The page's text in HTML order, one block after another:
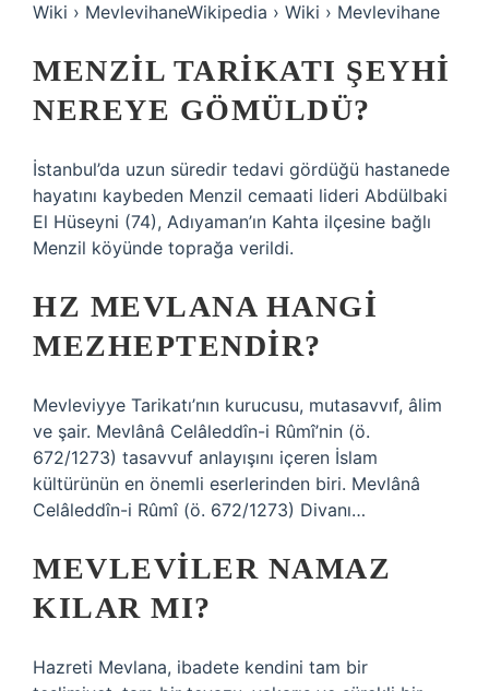
Wiki › MevlevihaneWikipedia › Wiki › Mevlevihane
MENZIL TARIKATI ŞEYHI
NEREYE GÖMÜLDÜ?
İstanbul’da uzun süredir tedavi gördüğü hastanede
hayatını kaybeden Menzil cemaati lideri Abdülbaki
El Hüseyni (74), Adıyaman’ın Kahta ilçesine bağlı
Menzil köyünde toprağa verildi.
HZ MEVLANA HANGI
MEZHEPTENDIR?
Mevleviyye Tarikatı’nın kurucusu, mutasavvıf, âlim
ve şair. Mevlânâ Celâleddîn-i Rûmî’nin (ö.
672/1273) tasavvuf anlayışını içeren İslam
kültürünün en önemli eserlerinden biri. Mevlânâ
Celâleddîn-i Rûmî (ö. 672/1273) Divanı…
MEVLEVILER NAMAZ
KILAR MI?
Hazreti Mevlana, ibadete kendini tam bir